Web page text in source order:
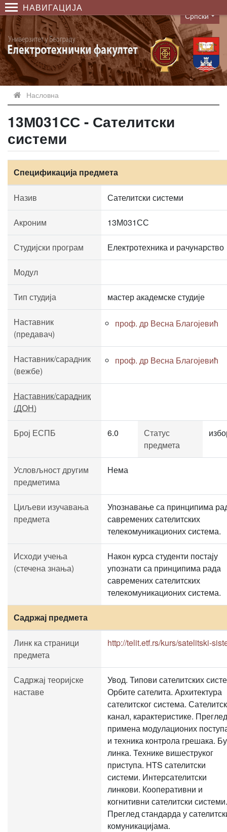
НАВИГАЦИЈА
Language
Српски
Насловна
13М031СС - Сателитски
системи
Спецификација предмета
Назив Сателитски системи
Акроним 13М031СС
Студијски програм Електротехника и рачунарство
Модул
Тип студија мастер академске студије
Наставник
(предавач)
проф. др Весна Благојевић
Наставник/сарадник
(вежбе)
проф. др Весна Благојевић
Наставник/сарадник
(ДОН)
Број ЕСПБ 6.0
Статус
предмета
Условљност другим
предметима
Нема
Циљеви изучавања
предмета
Упознавање са принципима
савремених сателитских
телекомуникационих система.
Исходи учења
(стечена знања)
Након курса студенти постају
упознати са принципима рада
савремених сателитских
телекомуникационих система.
Садржај предмета
Линк ка страници
предмета
http://telit.etf.rs/kurs/satelitski-
Садржај теоријске
наставе
Увод. Типови сателитских
Орбите сателита. Архитектура
сателитског система.
канал, карактеристике. Преглед
примена модулационих
и техника контрола грешака.
линка. Технике вишеструког
приступа. HTS сателитски
системи. Интерсателитски
линкови. Кооперативни и
когнитивни сателитски системи.
Преглед стандарда у
комуникацијама.